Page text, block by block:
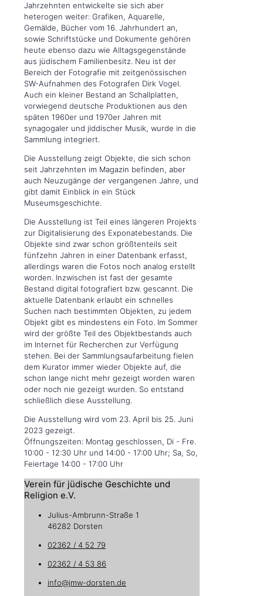
Jahrzehnten entwickelte sie sich aber
heterogen weiter: Grafiken, Aquarelle,
Gemälde, Bücher vom 16. Jahrhundert an,
sowie Schriftstücke und Dokumente gehören
heute ebenso dazu wie Alltagsgegenstände
aus jüdischem Familienbesitz. Neu ist der
Bereich der Fotografie mit zeitgenössischen
SW-Aufnahmen des Fotografen Dirk Vogel.
Auch ein kleiner Bestand an Schallplatten,
vorwiegend deutsche Produktionen aus den
späten 1960er und 1970er Jahren mit
synagogaler und jiddischer Musik, wurde in die
Sammlung integriert.
Die Ausstellung zeigt Objekte, die sich schon
seit Jahrzehnten im Magazin befinden, aber
auch Neuzugänge der vergangenen Jahre, und
gibt damit Einblick in ein Stück
Museumsgeschichte.
Die Ausstellung ist Teil eines längeren Projekts
zur Digitalisierung des Exponatebestands. Die
Objekte sind zwar schon größtenteils seit
fünfzehn Jahren in einer Datenbank erfasst,
allerdings waren die Fotos noch analog erstellt
worden. Inzwischen ist fast der gesamte
Bestand digital fotografiert bzw. gescannt. Die
aktuelle Datenbank erlaubt ein schnelles
Suchen nach bestimmten Objekten, zu jedem
Objekt gibt es mindestens ein Foto. Im Sommer
wird der größte Teil des Objektbestands auch
im Internet für Recherchen zur Verfügung
stehen. Bei der Sammlungsaufarbeitung fielen
dem Kurator immer wieder Objekte auf, die
schon lange nicht mehr gezeigt worden waren
oder noch nie gezeigt wurden. So entstand
schließlich diese Ausstellung.
Die Ausstellung wird vom 23. April bis 25. Juni
2023 gezeigt.
Öffnungszeiten: Montag geschlossen, Di - Fre.
10:00 - 12:30 Uhr und 14:00 - 17:00 Uhr; Sa, So,
Feiertage 14:00 - 17:00 Uhr
Verein für jüdische Geschichte und
Religion e.V.
Julius-Ambrunn-Straße 1
46282 Dorsten
02362 / 4 52 79
02362 / 4 53 86
info@jmw-dorsten.de